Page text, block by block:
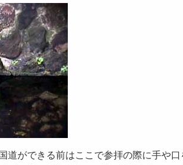
道ができる前はここで参拝の際に手や